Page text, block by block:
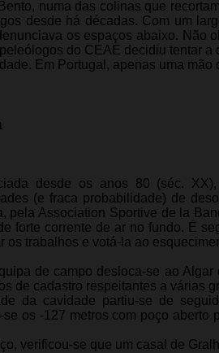
numa das colinas que
desde há décadas. Com um
os espaços abaixo. Não
do CEAE decidiu tentar
Em Portugal, apenas uma
desde os anos 80 (séc.
(e fraca probabilidade) de
pela Association Sportive de la
forte corrente de ar no fundo. É
os trabalhos e votá-la ao
de campo desloca-se ao
de cadastro respeitantes a várias
da cavidade partiu-se de
se os ‑127 metros com poço
verificou-se que um casal de